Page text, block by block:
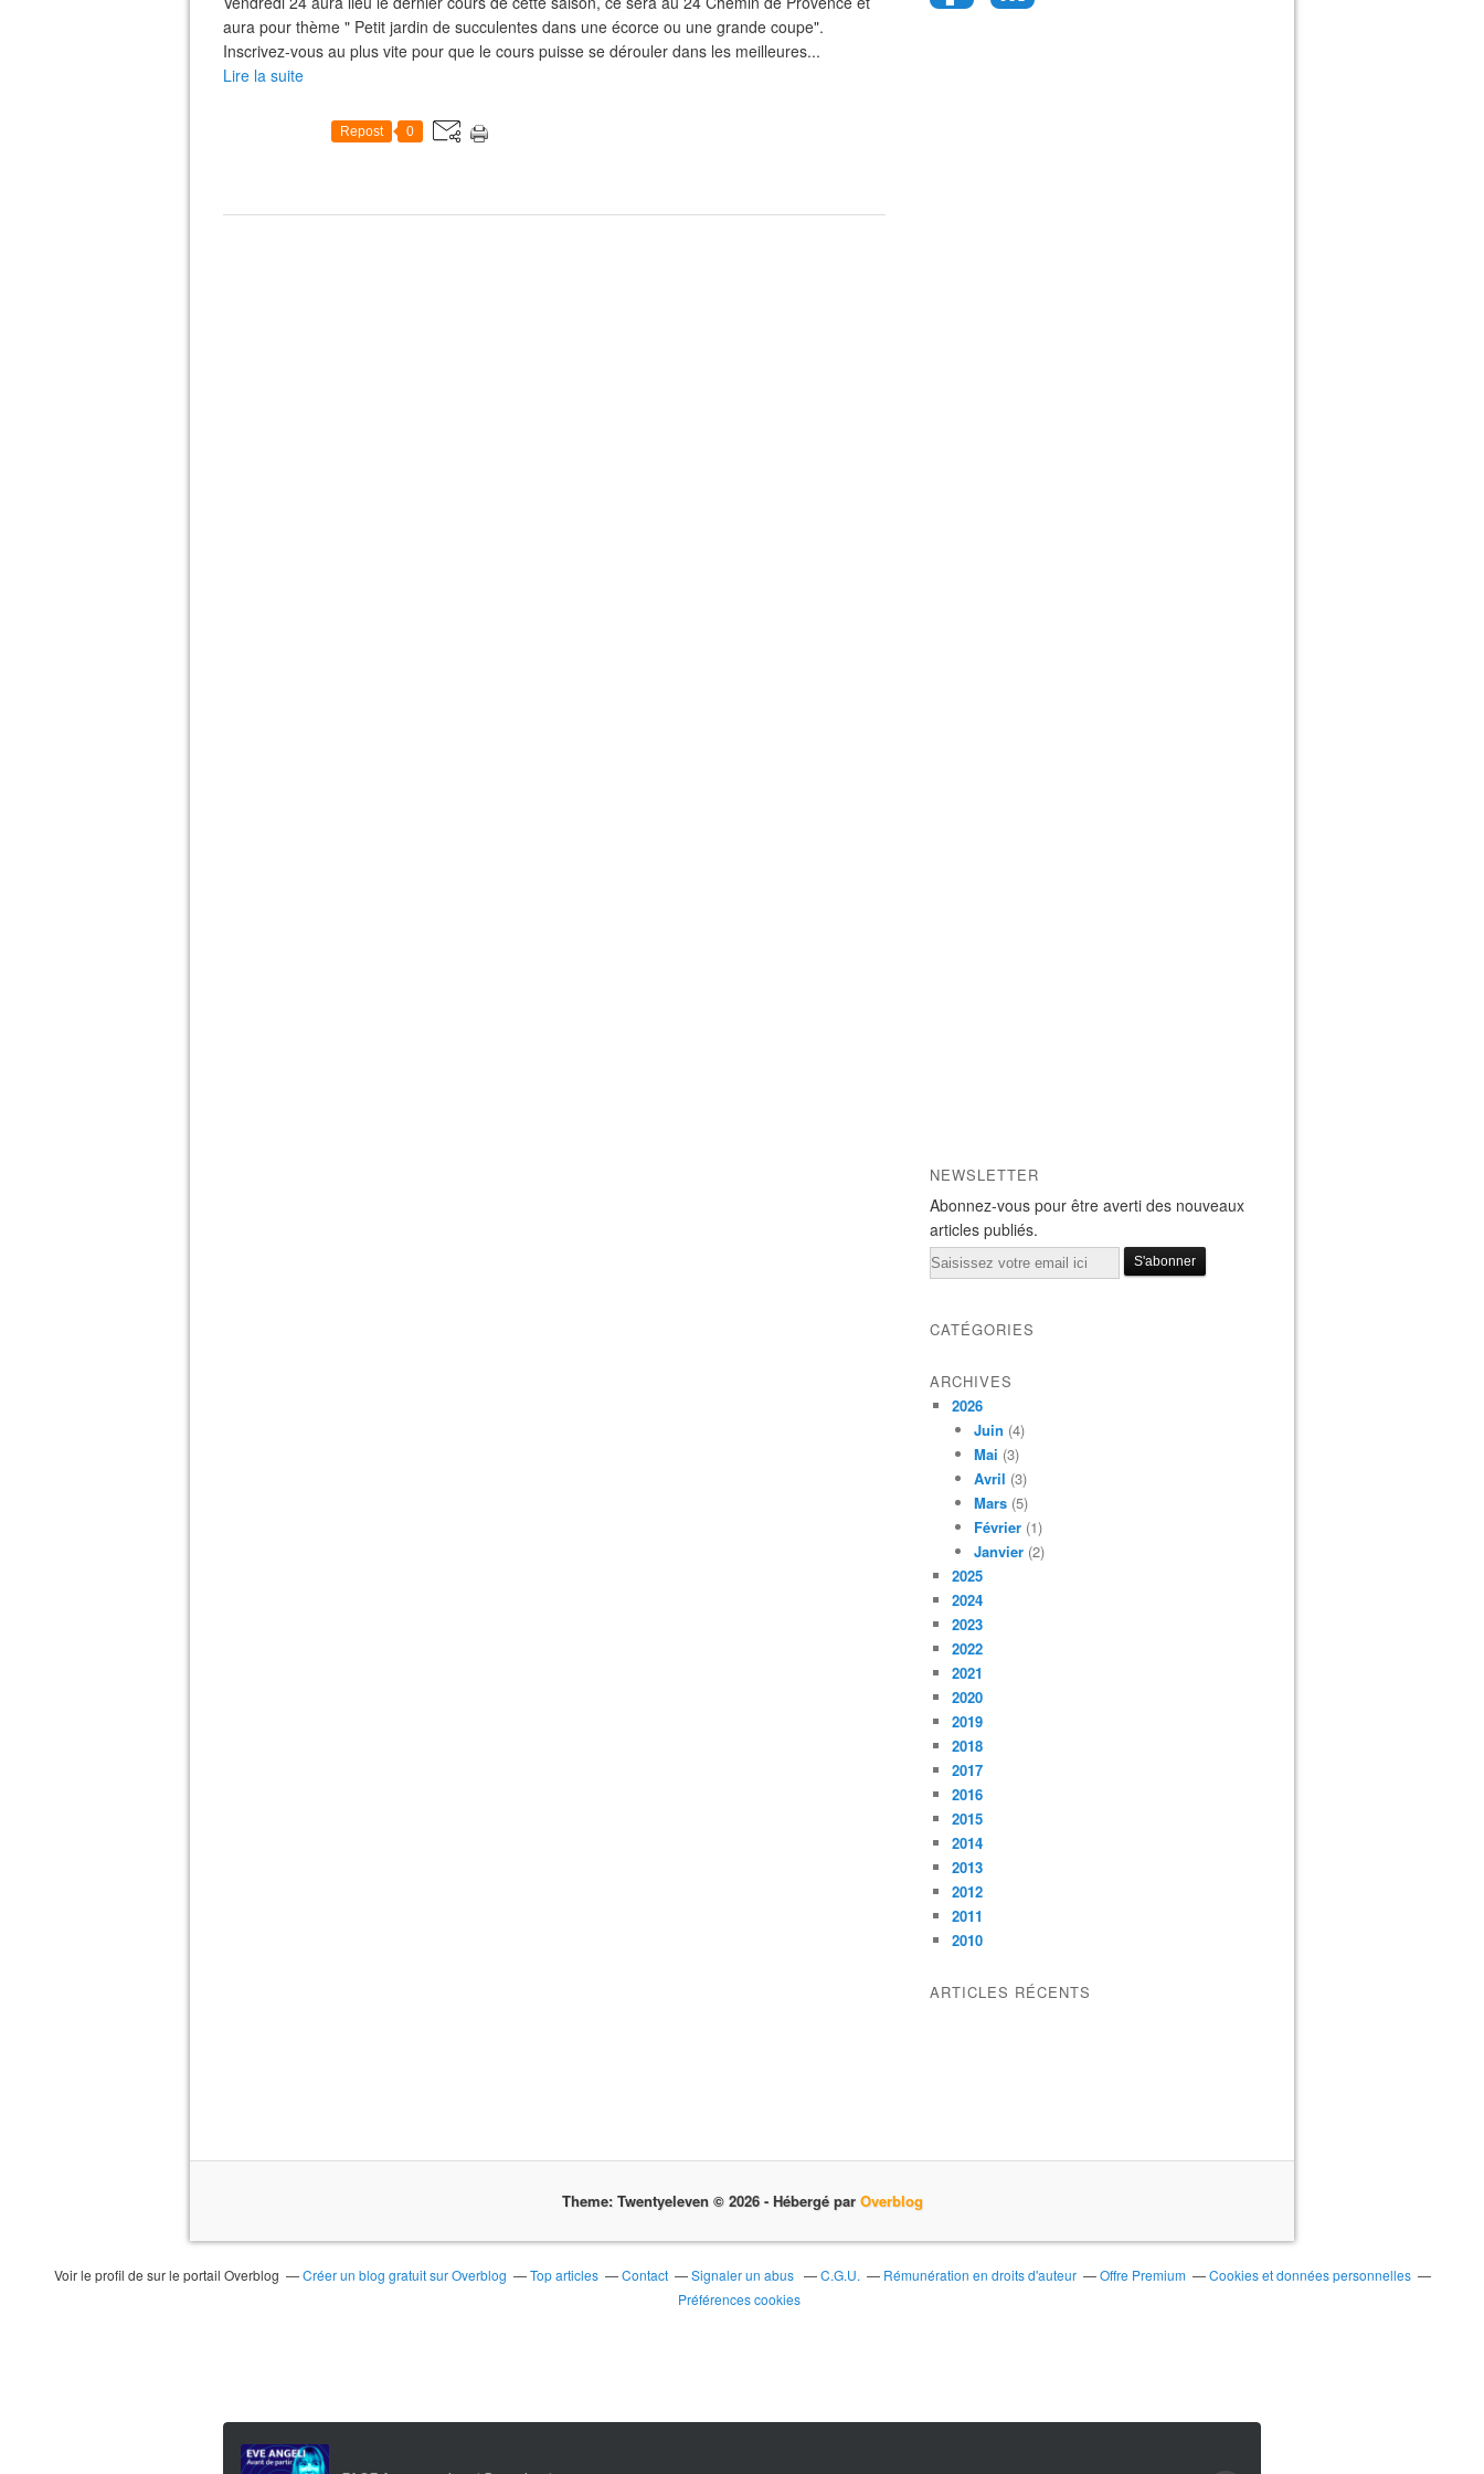
aura pour thème " Petit jardin de succulentes dans une écorce ou une grande coupe".
Inscrivez-vous au plus vite pour que le cours puisse se dérouler dans les meilleures...
Lire la suite
Repost 0
NEWSLETTER
Abonnez-vous pour être averti des nouveaux
articles publiés.
Email
CATÉGORIES
ARCHIVES
2026
Juin (4)
Mai (3)
Avril (3)
Mars (5)
Février (1)
Janvier (2)
2025
2024
2023
2022
2021
2020
2019
2018
2017
2016
2015
2014
2013
2012
2011
2010
ARTICLES RÉCENTS
Theme: Twentyeleven © 2026 - Hébergé par Overblog
Voir le profil de sur le portail Overblog Créer un blog gratuit sur Overblog Top articles Contact Signaler un abus C.G.U. Rémunération en droits d'auteur Offre Premium
Cookies et données personnelles
Préférences cookies